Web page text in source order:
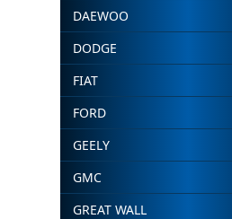
DAEWOO
DODGE
FIAT
FORD
GEELY
GMC
GREAT WALL